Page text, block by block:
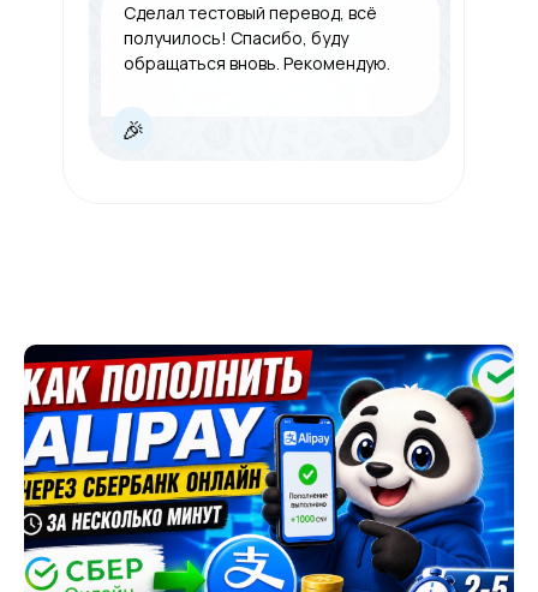
Сделал тестовый перевод, всё
получилось! Спасибо, буду
обращаться вновь. Рекомендую.
🎉